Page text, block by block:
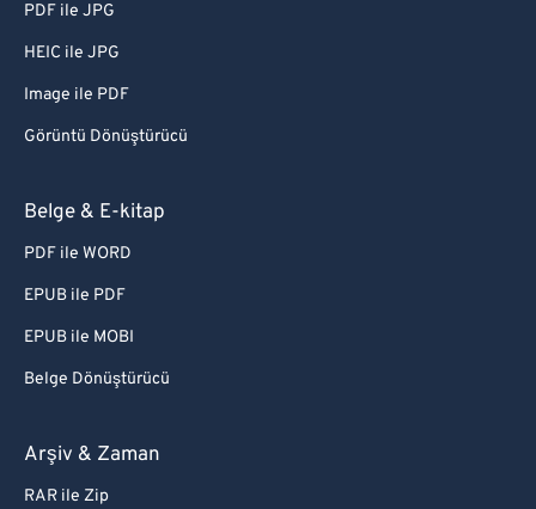
PDF ile JPG
HEIC ile JPG
Image ile PDF
Görüntü Dönüştürücü
Belge & E-kitap
PDF ile WORD
EPUB ile PDF
EPUB ile MOBI
Belge Dönüştürücü
Arşiv & Zaman
RAR ile Zip